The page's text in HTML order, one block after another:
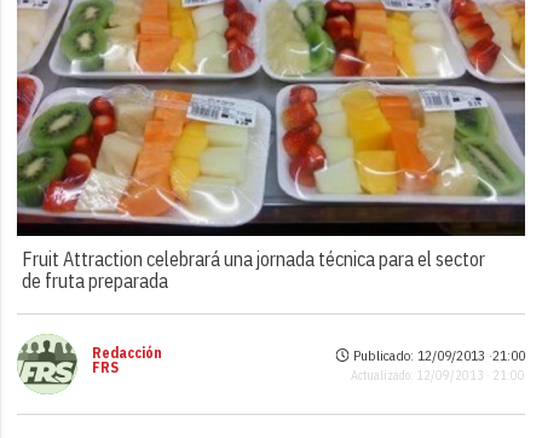
Fruit Attraction celebrará una jornada técnica para el sector
de fruta preparada
Redacción
FRS
Publicado: 12/09/2013 ·21:00
Actualizado: 12/09/2013 · 21:00